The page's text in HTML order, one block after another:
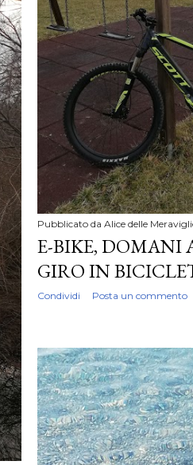
Pubblicato da Alice delle
E-BIKE, DOMANI
GIRO IN
Condividi Posta un commento